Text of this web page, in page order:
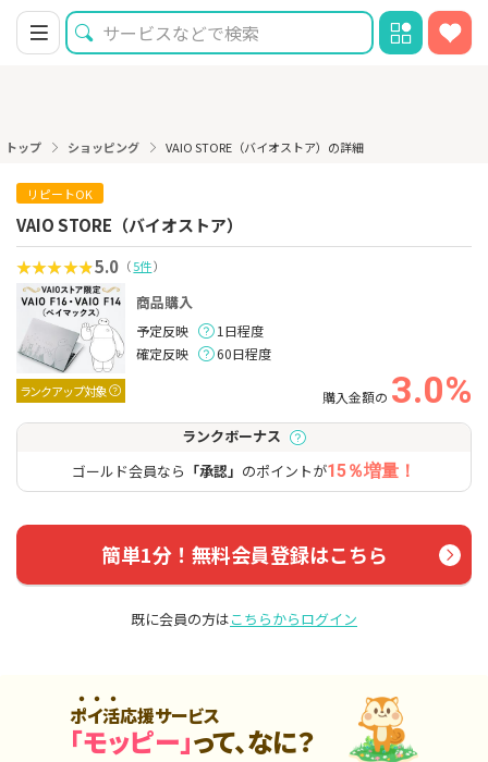
トップ ショッピング VAIO STORE（バイオストア）の詳細
リピートOK
VAIO STORE（バイオストア）
5.0 （5件）
ランクアップ対象
商品購入
予定反映
1日程度
確定反映
60日程度
購入金額の 3.0%
ランクボーナス
ゴールド会員なら 「承認」 のポイントが15％増量！
簡単1分！無料会員登録はこちら
既に会員の方はこちらからログイン
ポイ活応援サービス
「モッピー」って、なに？